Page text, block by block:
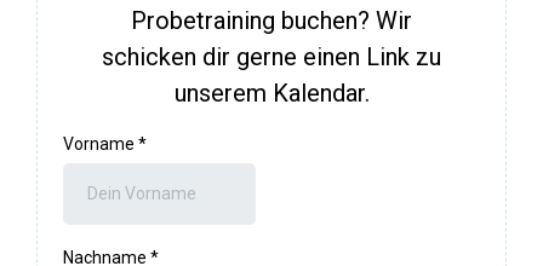
Probetraining buchen? Wir
schicken dir gerne einen Link zu
unserem Kalendar.
Vorname *
Nachname *